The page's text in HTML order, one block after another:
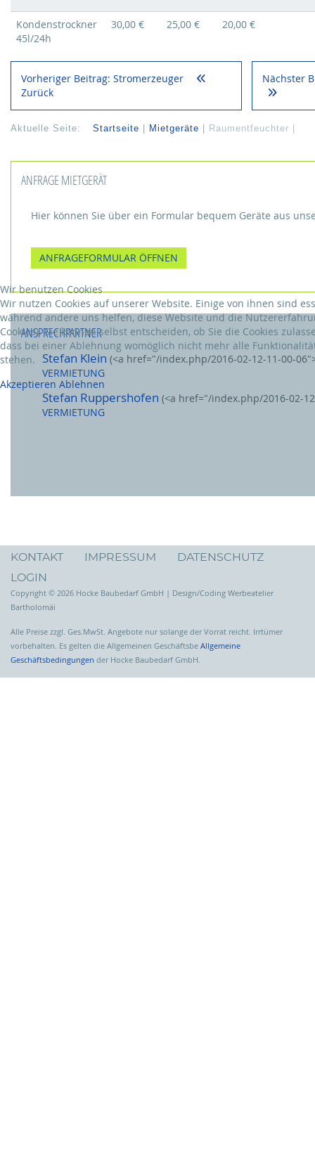
Kondenstrockner
45l/24h
30,00 € 25,00 € 20,00 €
Vorheriger Beitrag: Stromerzeuger
Zurück
Nächster
Aktuelle Seite: Startseite Mietgeräte Raumentfeuchter
ANFRAGE MIETGERÄT
Hier können Sie über ein Formular bequem Geräte aus
ANFRAGEFORMULAR ÖFFNEN
ANSPRECHPARTNER
Stefan Klein (<a href="/index.php/2016-02-12-11-00-
VERMIETUNG
Stefan Ruppershofen (<a href="/index.php/2016-02-
VERMIETUNG
KONTAKT IMPRESSUM
DATENSCHUTZ
LOGIN
Copyright © 2026 Hocke Baubedarf GmbH | Design/Coding Werbeatelier
Bartholomäi
Alle Preise zzgl. Ges.MwSt. Angebote nur solange der Vorrat reicht. Irrtümer
vorbehalten. Es gelten die Allgemeinen Geschäftsbe Allgemeine
Geschäftsbedingungen der Hocke Baubedarf GmbH.
Wir benutzen Cookies
Wir nutzen Cookies auf unserer Website. Einige von ihnen sind
während andere uns helfen, diese Website und die
Cookies). Sie können selbst entscheiden, ob Sie die Cookies
dass bei einer Ablehnung womöglich nicht mehr alle
stehen.
Akzeptieren Ablehnen